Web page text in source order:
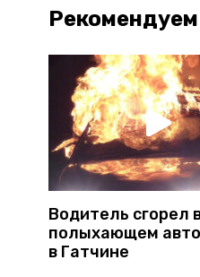
Рекомендуем
Водитель сгорел
полыхающем
в Гатчине